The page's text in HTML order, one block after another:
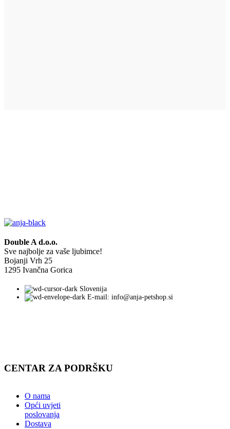
Double A d.o.o.
Sve najbolje za vaše ljubimce!
Bojanji Vrh 25
1295 Ivančna Gorica
Slovenija
E-mail: info@anja-petshop.si
CENTAR ZA PODRŠKU
O nama
Opći uvjeti
poslovanja
Dostava